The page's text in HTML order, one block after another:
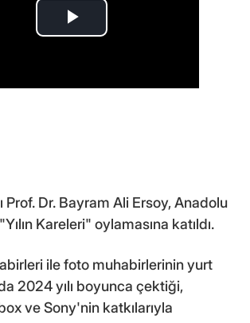
Prof. Dr. Bayram Ali Ersoy, Anadolu
Kareleri" oylamasına katıldı.
ile foto muhabirlerinin yurt
2024 yılı boyunca çektiği,
ve Sony'nin katkılarıyla